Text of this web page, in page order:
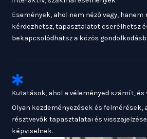
Események, ahol nem néző vagy, hanem
kérdezhetsz, tapasztalatot cserélhetsz
bekapcsolódhatsz a közös
Kutatások, ahol a véleményed számít, és
Olyan kezdeményezések és felmérések,
résztvevők tapasztalatai és
képviselnek.